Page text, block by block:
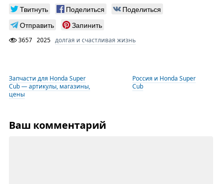
Твитнуть Поделиться
Поделиться
Отправить
Запинить
3657 2025 долгая и счастливая жизнь
Запчасти для Honda Super
Cub — артикулы, магазины,
цены
Россия и Honda Super
Cub
Ваш комментарий